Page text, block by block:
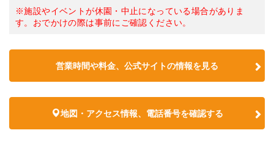
※施設やイベントが休園・中止になっている場合がありま
す。おでかけの際は事前にご確認ください。
営業時間や料金、公式サイトの情報を見る
地図・アクセス情報、電話番号を確認する